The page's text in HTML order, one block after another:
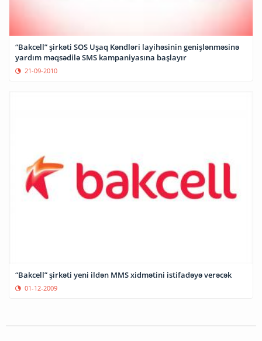
“Bakcell” şirkəti SOS Uşaq Kəndləri layihəsinin genişlənməsinə
yardım məqsədilə SMS kampaniyasına başlayır
21-09-2010
“Bakcell” şirkəti yeni ildən MMS xidmətini istifadəyə verəcək
01-12-2009